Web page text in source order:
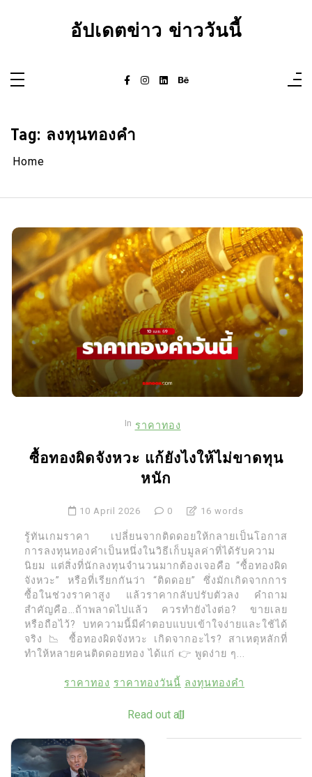
อัปเดตข่าว ข่าววันนี้
Tag: ลงทุนทองคำ
Home
In ราคาทอง
ซื้อทองผิดจังหวะ แก้ยังไงให้ไม่ขาดทุน
หนัก
10 April 2026 0 16 words
รู้ทันเกมราคา เปลี่ยนจากติดดอยให้กลายเป็นโอกาส
การลงทุนทองคำเป็นหนึ่งในวิธีเก็บมูลค่าที่ได้รับความ
นิยม แต่สิ่งที่นักลงทุนจำนวนมากต้องเจอคือ “ซื้อทองผิด
จังหวะ” หรือที่เรียกกันว่า “ติดดอย” ซึ่งมักเกิดจากการ
ซื้อในช่วงราคาสูง แล้วราคากลับปรับตัวลง คำถาม
สำคัญคือ…ถ้าพลาดไปแล้ว ควรทำยังไงต่อ? ขายเลย
หรือถือไว้? บทความนี้มีคำตอบแบบเข้าใจง่ายและใช้ได้
จริง 📉 ซื้อทองผิดจังหวะ เกิดจากอะไร? สาเหตุหลักที่
ทำให้หลายคนติดดอยทอง ได้แก่ 👉 พูดง่าย ๆ...
ราคาทอง ราคาทองวันนี้ ลงทุนทองคำ
Read out all